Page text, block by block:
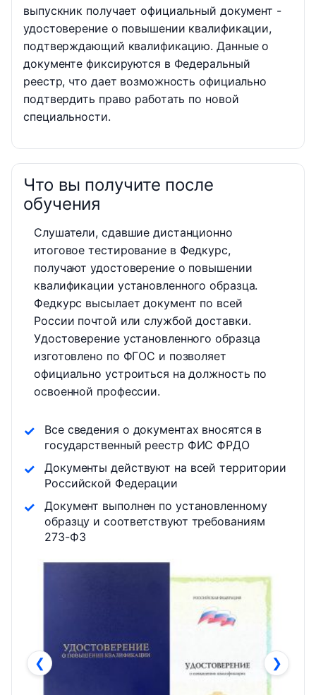
выпускник получает официальный документ -
удостоверение о повышении квалификации,
подтверждающий квалификацию. Данные о
документе фиксируются в Федеральный
реестр, что дает возможность официально
подтвердить право работать по новой
специальности.
Что вы получите после
обучения
Слушатели, сдавшие дистанционно
итоговое тестирование в Федкурс,
получают удостоверение о повышении
квалификации установленного образца.
Федкурс высылает документ по всей
России почтой или службой доставки.
Удостоверение установленного образца
изготовлено по ФГОС и позволяет
официально устроиться на должность по
освоенной профессии.
Все сведения о документах вносятся в
государственный реестр ФИС ФРДО
Документы действуют на всей территории
Российской Федерации
Документ выполнен по установленному
образцу и соответствуют требованиям
273-ФЗ
❮ ❯